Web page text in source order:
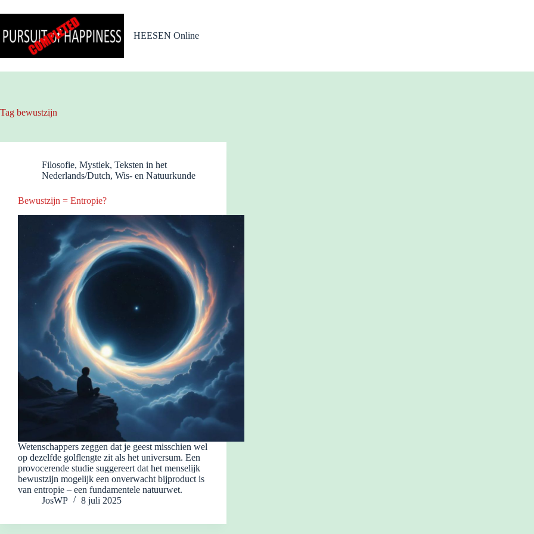
naar
inhoud
HEESEN Online
Tag bewustzijn
Filosofie, Mystiek, Teksten in het
Nederlands/Dutch, Wis- en Natuurkunde
Bewustzijn = Entropie?
Wetenschappers zeggen dat je geest misschien wel
op dezelfde golflengte zit als het universum. Een
provocerende studie suggereert dat het menselijk
bewustzijn mogelijk een onverwacht bijproduct is
van entropie – een fundamentele natuurwet.
JosWP
8 juli 2025